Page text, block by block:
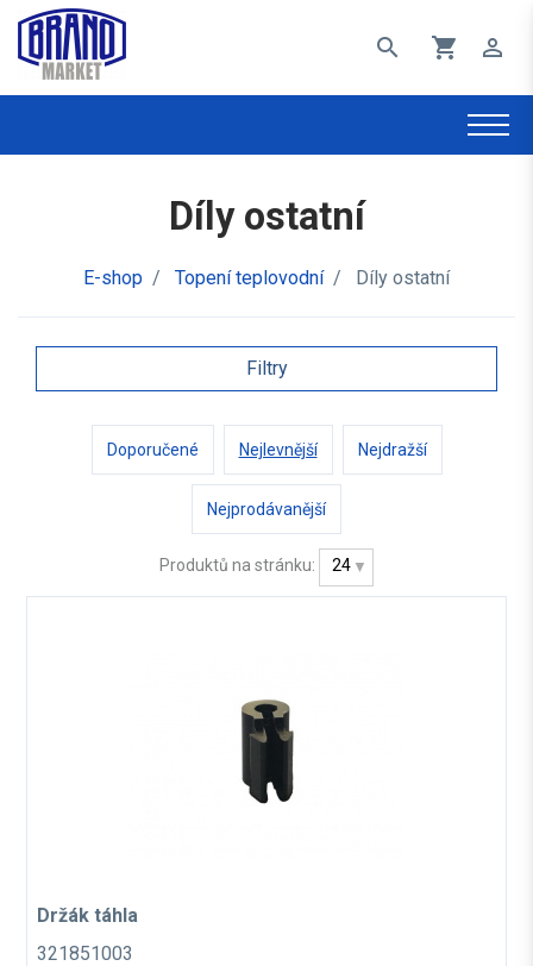
search shopping_cart perm_identity
Díly ostatní
E-shop / Topení teplovodní / Díly ostatní
Filtry
Doporučené Nejlevnější Nejdražší
Nejprodávanější
Produktů na stránku: 24
Držák táhla
321851003